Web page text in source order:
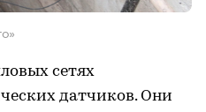
сетях
датчиков. Они